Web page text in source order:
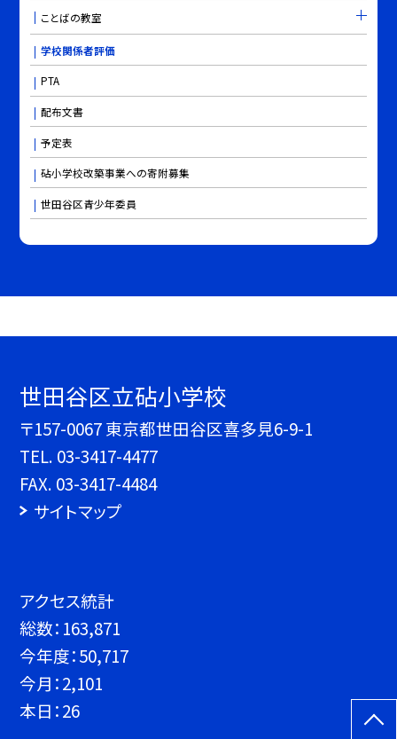
ことばの教室
学校関係者評価
PTA
配布文書
予定表
砧小学校改築事業への寄附募集
世田谷区青少年委員
世田谷区立砧小学校
〒157-0067 東京都世田谷区喜多見6-9-1
TEL. 03-3417-4477
FAX. 03-3417-4484
サイトマップ
アクセス統計
総数： 163,871
今年度：50,717
今月：2,101
本日：26